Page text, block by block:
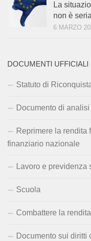
La
non è seria
6 MARZO
DOCUMENTI UFFICIALI
Statuto di
Documento di
Reprimere la rendita
finanziario nazionale
Lavoro e previdenza
Scuola
Combattere la
Documento sui diritti